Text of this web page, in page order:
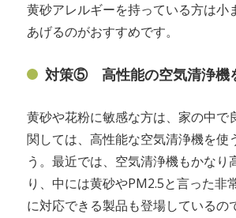
黄砂アレルギーを持っている方は小
あげるのがおすすめです。
対策⑤ 高性能の空気清浄機
黄砂や花粉に敏感な方は、家の中で
関しては、高性能な空気清浄機を使
う。最近では、空気清浄機もかなり
り、中には黄砂やPM2.5と言った非
に対応できる製品も登場しているの